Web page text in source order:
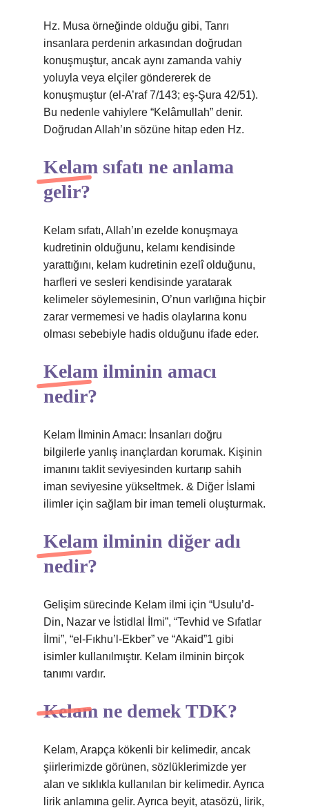
Hz. Musa örneğinde olduğu gibi, Tanrı
insanlara perdenin arkasından doğrudan
konuşmuştur, ancak aynı zamanda vahiy
yoluyla veya elçiler göndererek de
konuşmuştur (el-A’raf 7/143; eş-Şura 42/51).
Bu nedenle vahiylere “Kelâmullah” denir.
Doğrudan Allah’ın sözüne hitap eden Hz.
Kelam sıfatı ne anlama
gelir?
Kelam sıfatı, Allah’ın ezelde konuşmaya
kudretinin olduğunu, kelamı kendisinde
yarattığını, kelam kudretinin ezelî olduğunu,
harfleri ve sesleri kendisinde yaratarak
kelimeler söylemesinin, O’nun varlığına hiçbir
zarar vermemesi ve hadis olaylarına konu
olması sebebiyle hadis olduğunu ifade eder.
Kelam ilminin amacı
nedir?
Kelam İlminin Amacı: İnsanları doğru
bilgilerle yanlış inançlardan korumak. Kişinin
imanını taklit seviyesinden kurtarıp sahih
iman seviyesine yükseltmek. & Diğer İslami
ilimler için sağlam bir iman temeli oluşturmak.
Kelam ilminin diğer adı
nedir?
Gelişim sürecinde Kelam ilmi için “Usulu’d-
Din, Nazar ve İstidlal İlmi”, “Tevhid ve Sıfatlar
İlmi”, “el-Fıkhu’l-Ekber” ve “Akaid”1 gibi
isimler kullanılmıştır. Kelam ilminin birçok
tanımı vardır.
Kelam ne demek TDK?
Kelam, Arapça kökenli bir kelimedir, ancak
şiirlerimizde görünen, sözlüklerimizde yer
alan ve sıklıkla kullanılan bir kelimedir. Ayrıca
lirik anlamına gelir. Ayrıca beyit, atasözü, lirik,